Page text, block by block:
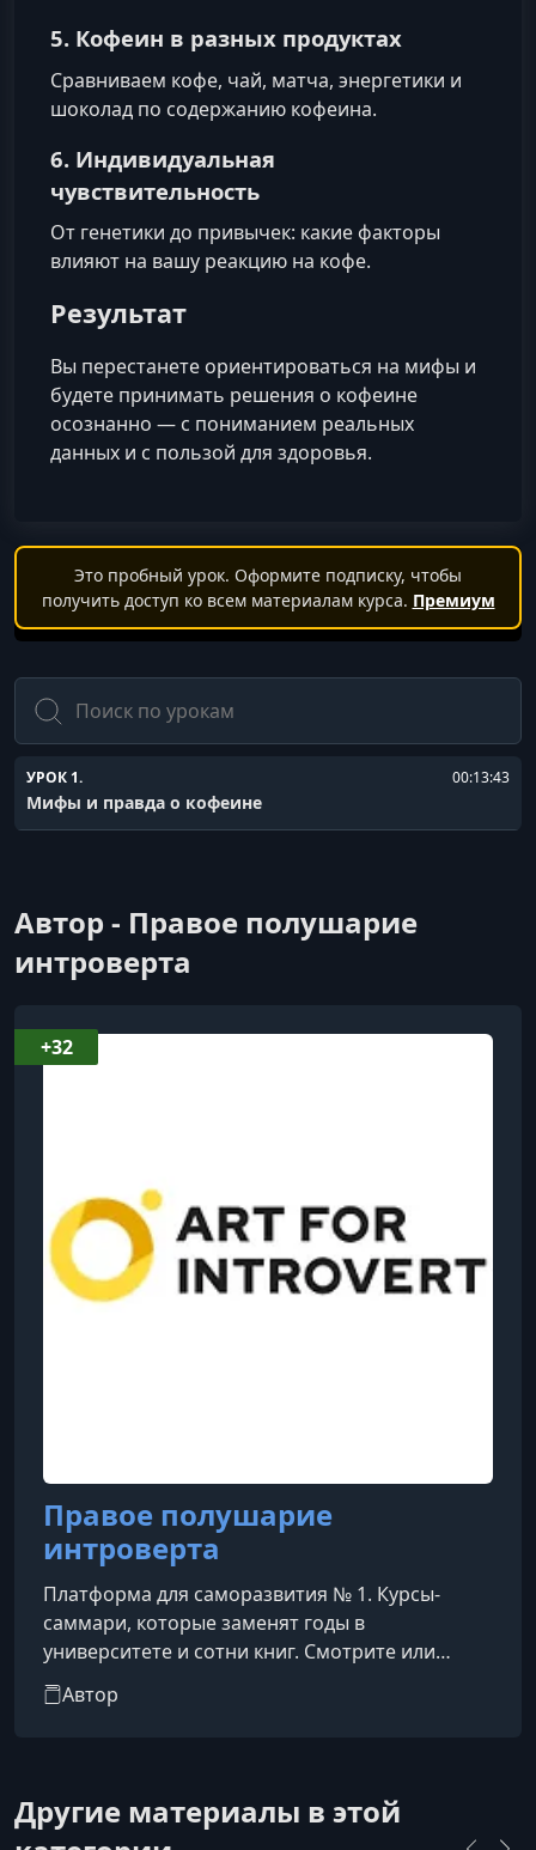
5. Кофеин в разных продуктах
Сравниваем кофе, чай, матча, энергетики и
шоколад по содержанию кофеина.
6. Индивидуальная
чувствительность
От генетики до привычек: какие факторы
влияют на вашу реакцию на кофе.
Результат
Вы перестанете ориентироваться на мифы и
будете принимать решения о кофеине
осознанно — с пониманием реальных
данных и с пользой для здоровья.
Это пробный урок. Оформите подписку, чтобы
получить доступ ко всем материалам курса. Премиум
Поиск
УРОК 1. 00:13:43
Мифы и правда о кофеине
Автор - Правое полушарие
интроверта
Правое полушарие
интроверта
Платформа для саморазвития № 1. Курсы-
саммари, которые заменят годы в
университете и сотни книг. Смотрите или
слушайте фоном. Времени на чтение и
саморазвитие постоянно не хватает. Мы
минутные лекции, чтобы вы узнавали новое о
себе и мире, не жертвуя свободным временем.
Автор
+32
Другие материалы в этой